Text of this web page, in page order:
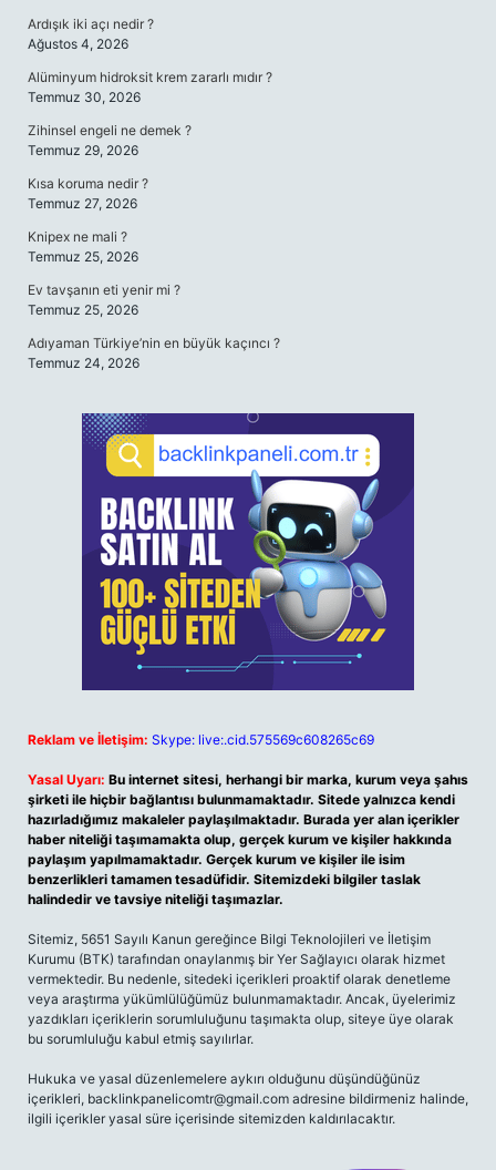
Ardışık iki açı nedir ?
Ağustos 4, 2026
Alüminyum hidroksit krem zararlı mıdır ?
Temmuz 30, 2026
Zihinsel engeli ne demek ?
Temmuz 29, 2026
Kısa koruma nedir ?
Temmuz 27, 2026
Knipex ne mali ?
Temmuz 25, 2026
Ev tavşanın eti yenir mi ?
Temmuz 25, 2026
Adıyaman Türkiye’nin en büyük kaçıncı ?
Temmuz 24, 2026
Reklam ve İletişim: Skype: live:.cid.575569c608265c69
Yasal Uyarı: Bu internet sitesi, herhangi bir marka, kurum veya şahıs
şirketi ile hiçbir bağlantısı bulunmamaktadır. Sitede yalnızca kendi
hazırladığımız makaleler paylaşılmaktadır. Burada yer alan içerikler
haber niteliği taşımamakta olup, gerçek kurum ve kişiler hakkında
paylaşım yapılmamaktadır. Gerçek kurum ve kişiler ile isim
benzerlikleri tamamen tesadüfidir. Sitemizdeki bilgiler taslak
halindedir ve tavsiye niteliği taşımazlar.
Sitemiz, 5651 Sayılı Kanun gereğince Bilgi Teknolojileri ve İletişim
Kurumu (BTK) tarafından onaylanmış bir Yer Sağlayıcı olarak hizmet
vermektedir. Bu nedenle, sitedeki içerikleri proaktif olarak denetleme
veya araştırma yükümlülüğümüz bulunmamaktadır. Ancak, üyelerimiz
yazdıkları içeriklerin sorumluluğunu taşımakta olup, siteye üye olarak
bu sorumluluğu kabul etmiş sayılırlar.
Hukuka ve yasal düzenlemelere aykırı olduğunu düşündüğünüz
içerikleri, backlinkpanelicomtr@gmail.com adresine bildirmeniz halinde,
ilgili içerikler yasal süre içerisinde sitemizden kaldırılacaktır.